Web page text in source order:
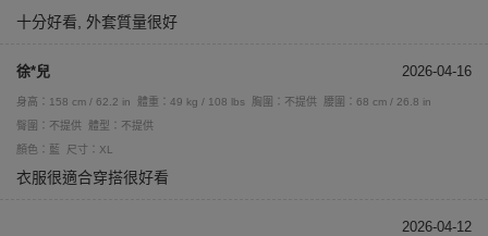
十分好看, 外套質量很好
徐*兒 2026-04-16
身高：158 cm / 62.2 in 體重：49 kg / 108 lbs 胸圍：不提供
腰圍：68 cm / 26.8 in
臀圍：不提供
體型：不提供
顏色：藍
尺寸：XL
衣服很適合穿搭很好看
2026-04-12